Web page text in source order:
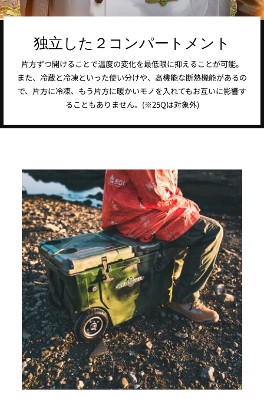
独立した２コンパートメント
片方ずつ開けることで温度の変化を最低限に抑えることが可能。
また、冷蔵と冷凍といった使い分けや、高機能な断熱機能があるの
で、片方に冷凍、もう片方に暖かいモノを入れてもお互いに影響す
ることもありません。(※25Qは対象外)